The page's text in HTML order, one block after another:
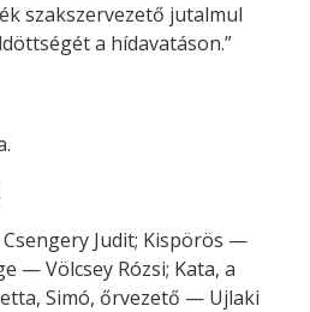
szak­szervezető jutal­mul
a hídavatáson.”
Judit; Kispörös —
— Völcsey Rózsi; Kata, a
Simó, őrvezető — Ujlaki